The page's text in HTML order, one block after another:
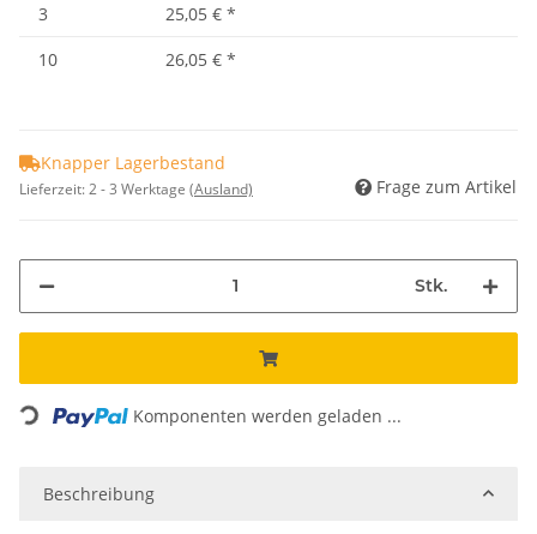
3 25,05 € *
10
26,05 € *
Knapper Lagerbestand
Lieferzeit:2 - 3 Werktage (Ausland) Frage zum Artikel
Stk.
Loading... Komponenten werden geladen ...
Beschreibung